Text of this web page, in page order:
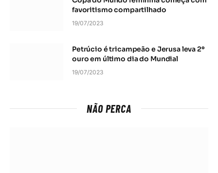
favoritismo compartilhado
19/07/2023
Petrúcio é tricampeão e Jerusa leva 2º
ouro em último dia do Mundial
19/07/2023
NÃO PERCA